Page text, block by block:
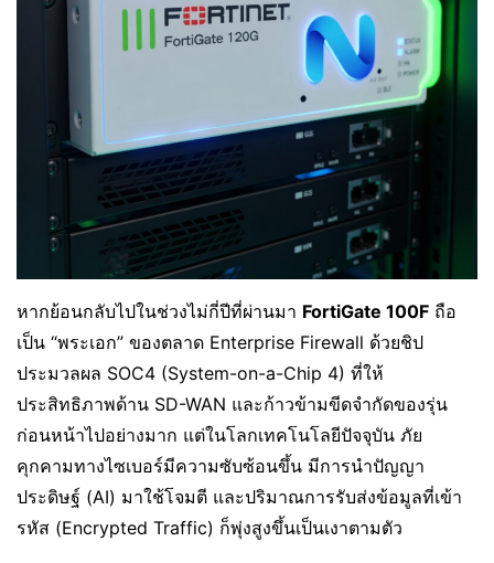
หากย้อนกลับไปในช่วงไม่กี่ปีที่ผ่านมา FortiGate 100F ถือ
เป็น “พระเอก” ของตลาด Enterprise Firewall ด้วยชิป
ประมวลผล SOC4 (System-on-a-Chip 4) ที่ให้
ประสิทธิภาพด้าน SD-WAN และก้าวข้ามขีดจำกัดของรุ่น
ก่อนหน้าไปอย่างมาก แต่ในโลกเทคโนโลยีปัจจุบัน ภัย
คุกคามทางไซเบอร์มีความซับซ้อนขึ้น มีการนำปัญญา
ประดิษฐ์ (AI) มาใช้โจมตี และปริมาณการรับส่งข้อมูลที่เข้า
รหัส (Encrypted Traffic) ก็พุ่งสูงขึ้นเป็นเงาตามตัว